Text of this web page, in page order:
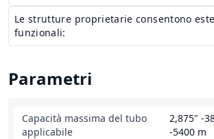
Le strutture proprietarie consentono
funzionali:
Parametri
Capacità massima del tubo
applicabile
2,875" -
-5400 m